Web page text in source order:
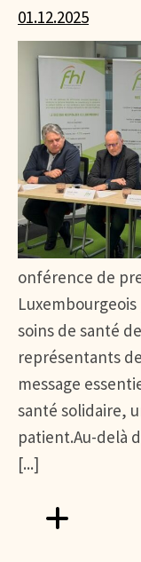
01.12.2025
onférence de
Luxembourgeois
soins de santé
représentants
message
santé solidaire,
patient.Au-delà
[...]
Aller vers FHL